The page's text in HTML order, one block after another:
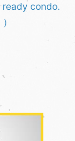
ready condo.